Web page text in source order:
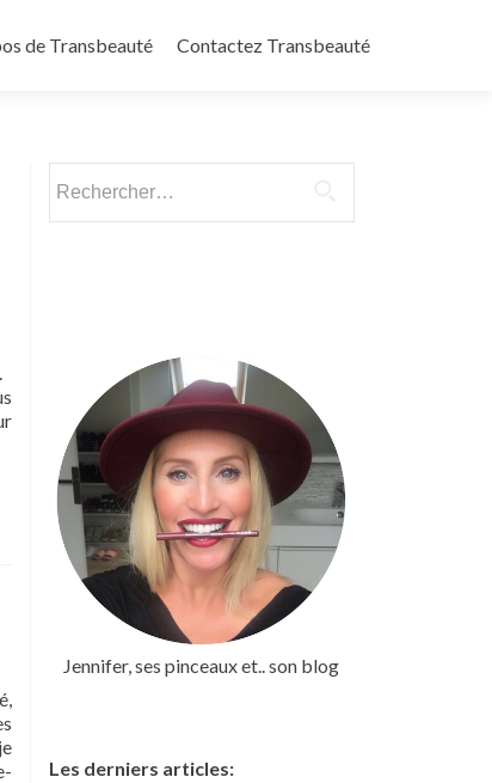
de Transbeauté Contactez Transbeauté
Jennifer, ses pinceaux et.. son blog
Les derniers articles: